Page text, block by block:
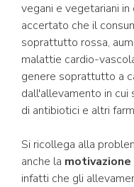
vegani e vegetariani
accertato che il
soprattutto rossa,
malattie cardio-
genere soprattutto a
dall'allevamento in cui
di antibiotici e altri
Si ricollega alla
anche la
infatti che gli